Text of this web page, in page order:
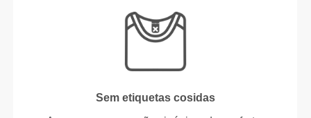
Sem etiquetas cosidas